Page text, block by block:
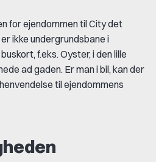
for ejendommen til City det
ikke undergrundsbane i
f.eks. Oyster, i den lille
ad gaden. Er man i bil, kan der
til ejendommens